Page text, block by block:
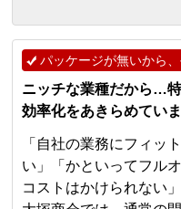
パッケージが無いから
ニッチな業種だから…
効率化をあきらめてい
「自社の業務にフィッ
い」「かといってフル
コストはかけられない